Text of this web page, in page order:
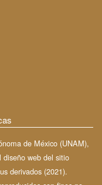
de México (UNAM),
diseño web del sitio
derivados (2021).